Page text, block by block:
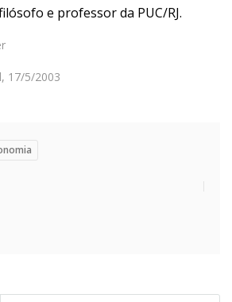
e professor da PUC/RJ.
17/5/2003